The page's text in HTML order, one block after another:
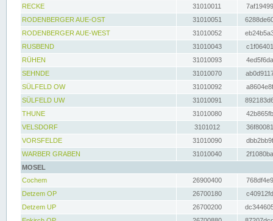
RECKE
31010011
RODENBERGER AUE-OST
31010051
RODENBERGER AUE-WEST
31010052
RUSBEND
31010043
RÜHEN
31010093
SEHNDE
31010070
SÜLFELD OW
31010092
SÜLFELD UW
31010091
THUNE
31010080
VELSDORF
3101012
VORSFELDE
31010090
WARBER GRABEN
31010040
MOSEL
Cochem
26900400
Detzem OP
26700180
Detzem UP
26700200